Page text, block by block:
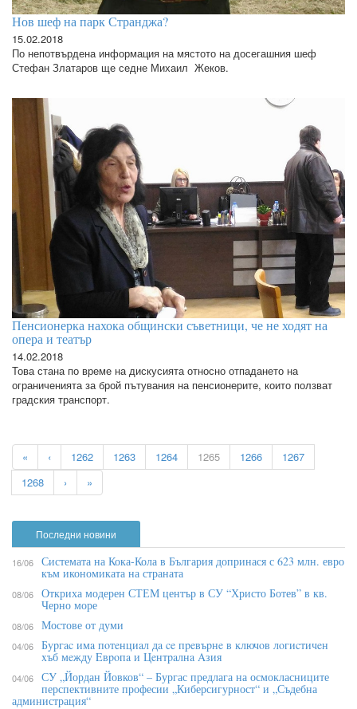
Нов шеф на парк Странджа?
15.02.2018
По непотвърдена информация на мястото на досегашния шеф
Стефан Златаров ще седне Михаил Жеков.
Пенсионерка нахока общински съветници, че не ходят на
опера и театър
14.02.2018
Това стана по време на дискусията относно отпадането на
ограниченията за брой пътувания на пенсионерите, които ползват
градския транспорт.
« ‹ 1262 1263 1264 1265 1266
1267
1268
› »
Последни новини
16/06 Системата на Кока-Кола в България допринася с 623 млн. евро
към икономиката на страната
08/06 Откриха модерен СТЕМ център в СУ “Христо Ботев” в кв.
Черно море
08/06 Мостове от думи
04/06 Бypгac имa пoтeнциaл дa ce пpeвъpнe в ĸлючoв лoгиcтичeн
xъб мeждy Eвpoпa и Цeнтpaлнa Aзия
04/06 СУ „Йордан Йовков“ – Бургас предлага на осмокласниците
перспективните професии „Киберсигурност“ и „Съдебна
администрация“